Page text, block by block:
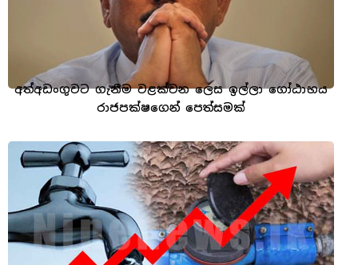
අත්අඩංගුවට ගැනීම වළක්වන ලෙස ඉල්ලා ගෝඨාභය
රාජපක්ෂගෙන් පෙත්සමක්